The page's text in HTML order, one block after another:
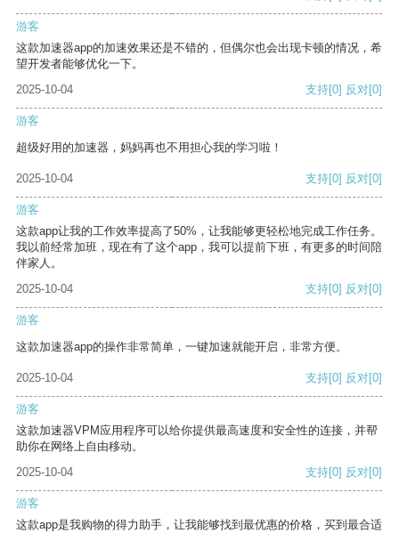
游客
这款加速器app的加速效果还是不错的，但偶尔也会出现卡顿的情况，希
望开发者能够优化一下。
2025-10-04
支持[0] 反对[0]
游客
超级好用的加速器，妈妈再也不用担心我的学习啦！
2025-10-04 支持[0] 反对[0]
游客
这款app让我的工作效率提高了50%，让我能够更轻松地完成工作任务。
我以前经常加班，现在有了这个app，我可以提前下班，有更多的时间陪
伴家人。
2025-10-04
支持[0] 反对[0]
游客
这款加速器app的操作非常简单，一键加速就能开启，非常方便。
2025-10-04 支持[0] 反对[0]
游客
这款加速器VPM应用程序可以给你提供最高速度和安全性的连接，并帮
助你在网络上自由移动。
2025-10-04
支持[0] 反对[0]
游客
这款app是我购物的得力助手，让我能够找到最优惠的价格，买到最合适